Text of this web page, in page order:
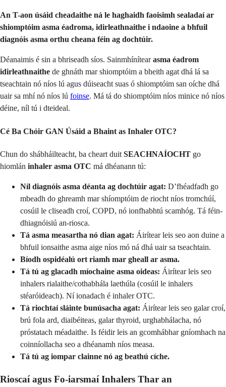
An T-aon úsáid cheadaithe ná le haghaidh faoisimh sealadaí ar
shiomptóim asma éadroma, idirleathnaithe i ndaoine a bhfuil
diagnóis asma orthu cheana féin ag dochtúir.
Déanaimis é sin a bhriseadh síos. Sainmhínítearasma éadrom
idirleathnaithe de ghnáth mar shiomptóim a bheith agat dhá lá sa
tseachtain nó níos lú agus dúiseacht suas ó shiomptóim san oíche dhá
uair sa mhí nó níos lú foinse. Má tá do shiomptóim níos minice nó níos
déine, níl tú i dteideal.
Cé Ba Chóir GAN Úsáid a Bhaint as Inhaler OTC?
Chun do shábháilteacht, ba cheart duit SEACHNAÍOCHT go
hiomlán inhaler asma OTC má dhéanann tú:
Níl diagnóis asma déanta ag dochtúir agat: D’fhéadfadh go
mbeadh do ghreamh mar shíomptóim de riocht níos tromchúí,
cosúil le cliseadh croí, COPD, nó ionfhabhtú scamhóg. Tá féin-
dhiagnóisiú an-riosca.
Tá asma measartha nó dian agat: Áirítear leis seo aon duine a
bhfuil ionsaithe asma aige níos mó ná dhá uair sa tseachtain.
Bíodh ospidéalú ort riamh mar gheall ar asma.
Tá tú ag glacadh míochaine asma oideas: Áirítear leis seo
inhalers rialaithe/cothabhála laethúla (cosúil le inhalers
stéaróideach). Ní ionadach é inhaler OTC.
Tá riochtaí sláinte bunúsacha agat: Áirítear leis seo galar croí,
brú fola ard, diaibéiteas, galar thyroid, urghabhálacha, nó
próstatach méadaithe. Is féidir leis an gcomhábhar gníomhach na
coinníollacha seo a dhéanamh níos measa.
Tá tú ag iompar clainne nó ag beathú cíche.
Rioscaí agus Fo-iarsmaí Inhalers Thar an